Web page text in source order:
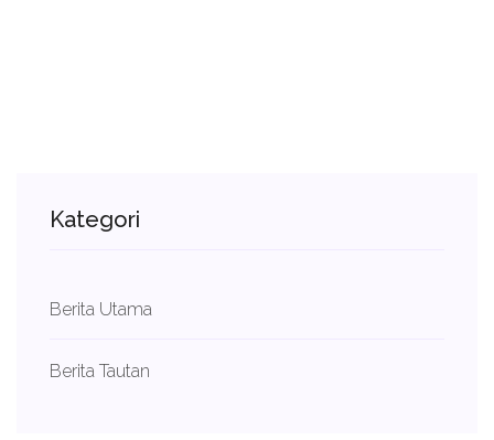
Kategori
Berita Utama
Berita Tautan